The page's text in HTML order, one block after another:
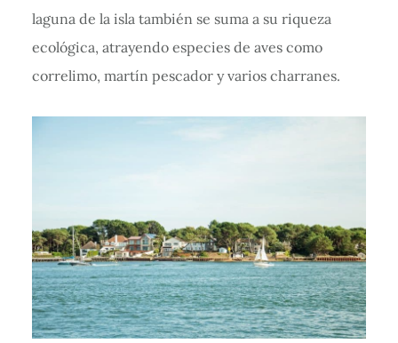
laguna de la isla también se suma a su riqueza
ecológica, atrayendo especies de aves como
correlimo, martín pescador y varios charranes.